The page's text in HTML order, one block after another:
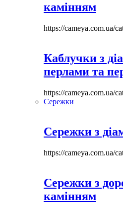
камінням
https://cameya.com.ua/
Каблучки з
перлами та
https://cameya.com.ua/
Сережки
Сережки з
https://cameya.com.ua/
Сережки з
камінням